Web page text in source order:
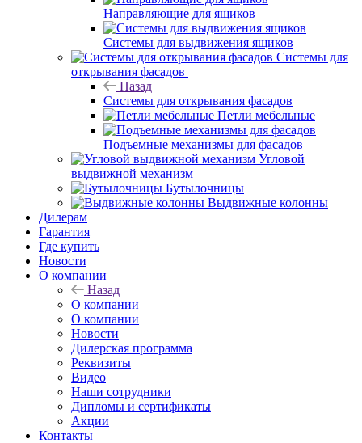
Направляющие для ящиков
Системы для выдвижения ящиков
Системы для
открывания фасадов
Назад
Системы для открывания фасадов
Петли мебельные
Подъемные механизмы для фасадов
Угловой
выдвижной механизм
Бутылочницы
Выдвижные колонны
Дилерам
Гарантия
Где купить
Новости
О компании
Назад
О компании
О компании
Новости
Дилерская программа
Реквизиты
Видео
Наши сотрудники
Дипломы и сертификаты
Акции
Контакты